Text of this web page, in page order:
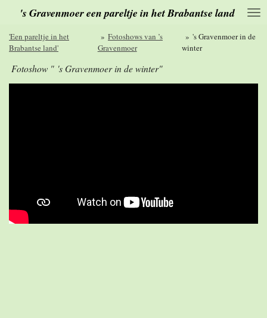
naar
de
's Gravenmoer een pareltje in het Brabantse land
'Een pareltje in het
Brabantse land'
» Fotoshows van ’s
Gravenmoer
» 's Gravenmoer in de
winter
Fotoshow " 's Gravenmoer in de winter"